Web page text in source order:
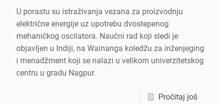
U porastu su istraživanja vezana za proizvodnju
električne energije uz upotrebu dvostepenog
mehaničkog oscilatora. Naučni rad koji sledi je
objavljen u Indiji, na Wainanga koledžu za inženjeging
i menadžment koji se nalazi u velikom univerzitetskog
centru u gradu Nagpur.
Pročitaj još